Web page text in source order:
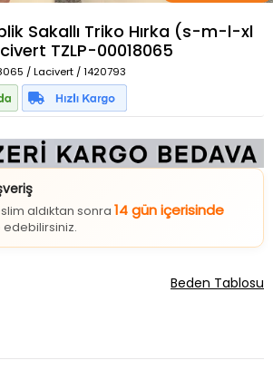
Sakallı Triko Hırka (s-m-l-xl
TZLP-00018065
/ Lacivert / 1420793
aldıktan sonra 14 gün içerisinde
Beden Tablosu